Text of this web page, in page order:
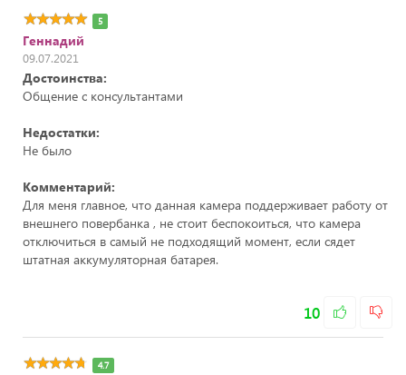
5
Геннадий
09.07.2021
Достоинства:
Общение с консультантами
Недостатки:
Не было
Комментарий:
Для меня главное, что данная камера поддерживает работу от
внешнего повербанка , не стоит беспокоиться, что камера
отключиться в самый не подходящий момент, если сядет
штатная аккумуляторная батарея.
10
4.7